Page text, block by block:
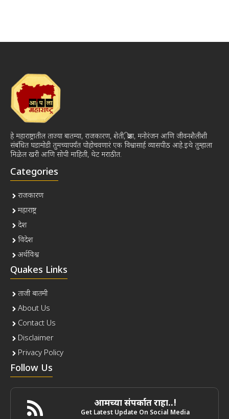
हे महाराष्ट्रातील ताज्या बातम्या, राजकारण, शेती, क्रीडा, मनोरंजन आणि जीवनशैलीशी
संबंधित घडामोडी तुमच्यापर्यंत पोहोचवणारं एक विश्वासार्ह व्यासपीठ आहे.इथे तुम्हाला
मिळेल खरी आणि सोपी माहिती, थेट मराठीत.
Categories
राजकारण
महाराष्ट्र
देश
विदेश
अर्थविश्व
Quakes Links
ताजी बातमी
About Us
Contact Us
Disclaimer
Privacy Policy
Follow Us
आमच्या संपर्कात राहा..!
Get Latest Update On Social Media